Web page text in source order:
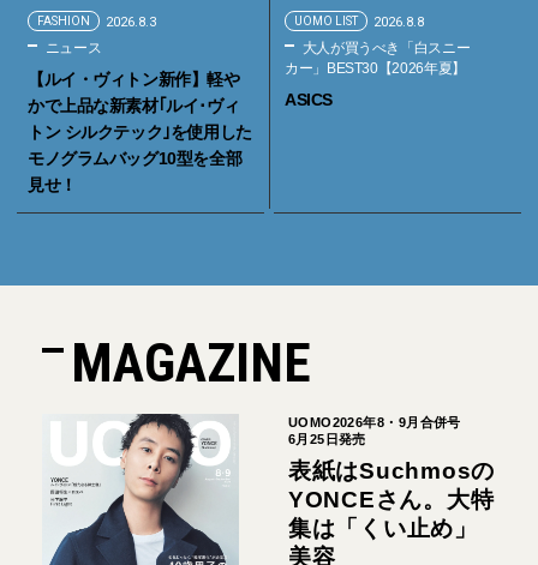
FASHION 2026.8.3
ニュース
【ルイ・ヴィトン新作】軽や
かで上品な新素材｢ルイ･ヴィ
トン シルクテック｣を使用した
モノグラムバッグ10型を全部
見せ！
UOMO LIST 2026.8.8
大人が買うべき「白スニー
カー」BEST30【2026年夏】
ASICS
MAGAZINE
UOMO2026年8・9月合併号
6月25日発売
表紙はSuchmosの
YONCEさん。大特
集は「くい止め」
美容